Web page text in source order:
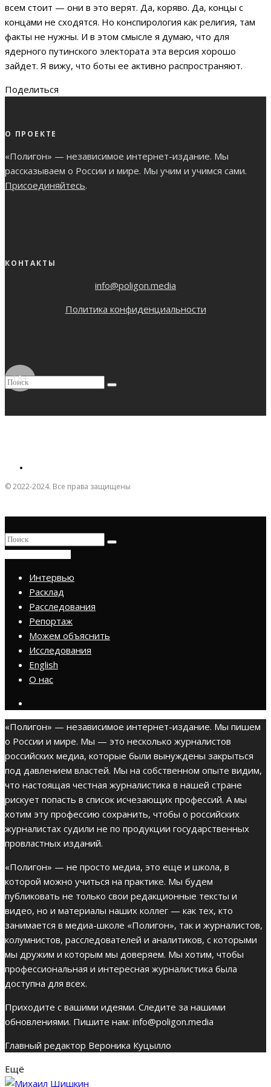
всем стоит — они в это верят. Да, коряво. Да, концы с
концами не сходятся. Но конспирология как религия, там
факты не нужны. И в этом смысле я думаю, что для
ядерного путинского электората эта версия хорошо
зайдет. Я вижу, что боты ее активно распространяют.
Поделиться
О ПРОЕКТЕ
«Полигон» — независимое интернет-издание. Мы
рассказываем о России и мире. Мы учим и учимся сами.
Присоединяйтесь.
КОНТАКТЫ
info@poligon.media
Политика конфиденциальности
18+
© 2022-2024. Все права защищены
Интервью
Расклад
Расследования
Репортаж
Можем объяснить
Исследования
English
О нас
«Полигон» — независимое интернет-издание. Мы пишем
о России и мире. Мы — это несколько журналистов
российских медиа, которые были вынуждены закрыться
под давлением властей. Мы на собственном опыте видим,
что настоящая честная журналистика в нашей стране
рискует попасть в список исчезающих профессий. А мы
хотим эту профессию сохранить, чтобы о российских
журналистах судили не по продукции государственных
провластных изданий.
«Полигон» — не просто медиа, это еще и школа, в
которой можно учиться на практике. Мы будем
публиковать не только свои редакционные тексты и
видео, но и материалы наших коллег — как тех, кто
занимается в медиа-школе «Полигон», так и журналистов,
колумнистов, расследователей и аналитиков, с которыми
мы дружим и которым мы доверяем. Мы хотим, чтобы
профессиональная и интересная журналистика была
доступна для всех.
Приходите с вашими идеями. Следите за нашими
обновлениями. Пишите нам: info@poligon.media
Главный редактор Вероника Куцылло
Ещё